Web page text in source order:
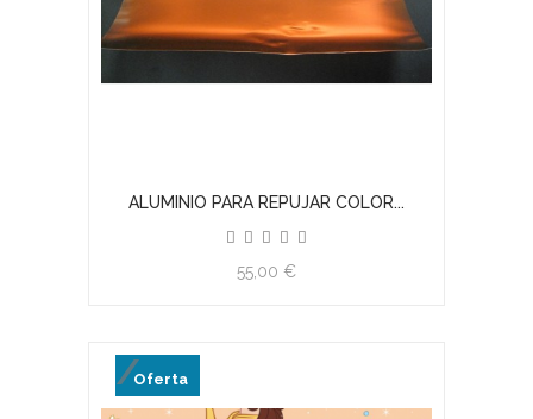
ALUMINIO PARA REPUJAR COLOR...
55,00 €
Oferta